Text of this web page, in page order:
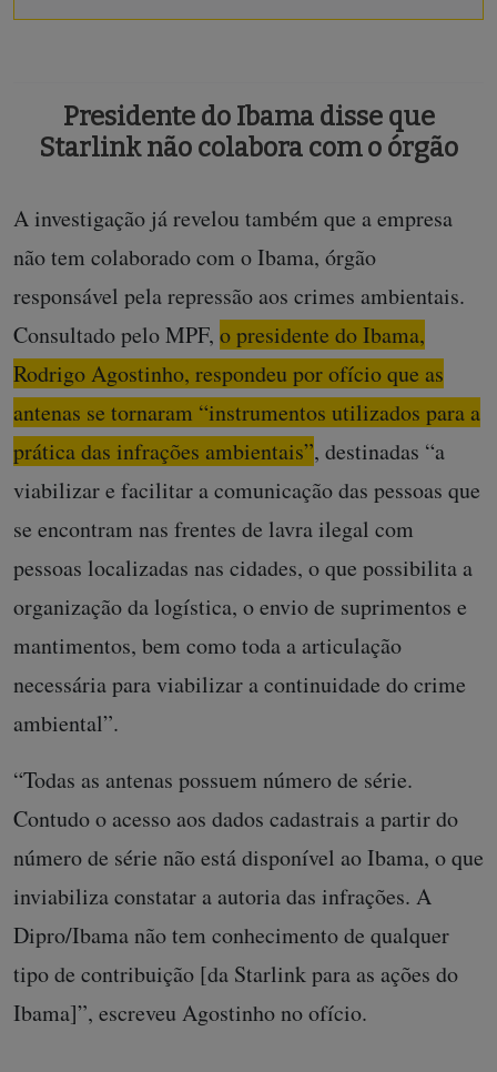
Presidente do Ibama disse que
Starlink não colabora com o órgão
A investigação já revelou também que a empresa
não tem colaborado com o Ibama, órgão
responsável pela repressão aos crimes ambientais.
Consultado pelo MPF, o presidente do Ibama,
Rodrigo Agostinho, respondeu por ofício que as
antenas se tornaram “instrumentos utilizados para a
prática das infrações ambientais”, destinadas “a
viabilizar e facilitar a comunicação das pessoas que
se encontram nas frentes de lavra ilegal com
pessoas localizadas nas cidades, o que possibilita a
organização da logística, o envio de suprimentos e
mantimentos, bem como toda a articulação
necessária para viabilizar a continuidade do crime
ambiental”.
“Todas as antenas possuem número de série.
Contudo o acesso aos dados cadastrais a partir do
número de série não está disponível ao Ibama, o que
inviabiliza constatar a autoria das infrações. A
Dipro/Ibama não tem conhecimento de qualquer
tipo de contribuição [da Starlink para as ações do
Ibama]”, escreveu Agostinho no ofício.